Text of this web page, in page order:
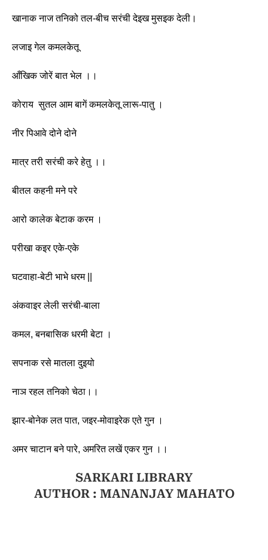
खानाक नाज तनिको तल-बीच सरंची देइख मुसइक देली।
लजाइ गेल कमलकेतू
आँखिक जोरें बात भेल ।।
कोराय  सुतल आम बागें कमलकेतू लारू-पातु ।
नीर पिआवे दोने दोने
मात्र तरी सरंची करे हेतु ।।
बीतल कहनी मने परे
आरो कालेक बेटाक करम ।
परीखा कइर एके-एके
घटवाहा-बेटी भाभे धरम ||
अंकवाइर लेली सरंची-बाला
कमल, बनबासिक धरमी बेटा ।
सपनाक रसे मातला दुइयो
नाञ रहल तनिको चेठा।।
झार-बोनेक लत पात, जइर-मोवाइरेक एते गुन ।
अमर चाटान बने पारे, अमरित लखें एकर गुन ।।
SARKARI LIBRARY
AUTHOR : MANANJAY MAHATO